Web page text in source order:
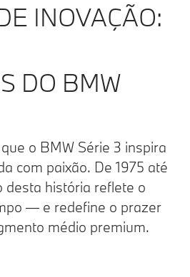
INOVAÇÃO:
DO BMW
o BMW Série 3 inspira
com paixão. De 1975 até
desta história reflete o
— e redefine o prazer
médio premium.